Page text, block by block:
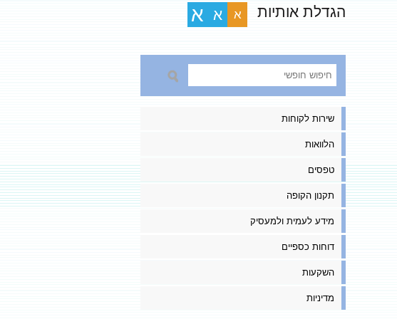
הגדלת אותיות א א א
שירות לקוחות
הלוואות
טפסים
תקנון הקופה
מידע לעמית ולמעסיק
דוחות כספיים
השקעות
מדיניות